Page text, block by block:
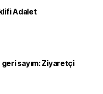
Adalet
geri sayım: Ziyaretçi